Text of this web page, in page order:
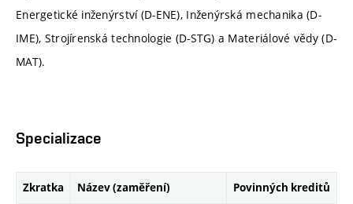
Energetické inženýrství (D-ENE), Inženýrská mechanika (D-
IME), Strojírenská technologie (D-STG) a Materiálové vědy (D-
MAT).
Specializace
Zkratka Název (zaměření) Povinných kreditů